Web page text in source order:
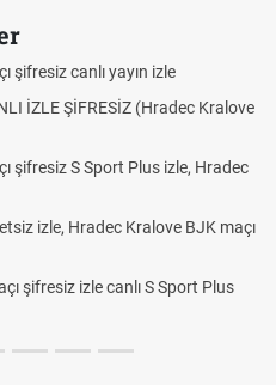
şifresiz canlı yayın izle
İZLE ŞİFRESİZ (Hradec Kralove
şifresiz S Sport Plus izle, Hradec
izle, Hradec Kralove BJK maçı
şifresiz izle canlı S Sport Plus